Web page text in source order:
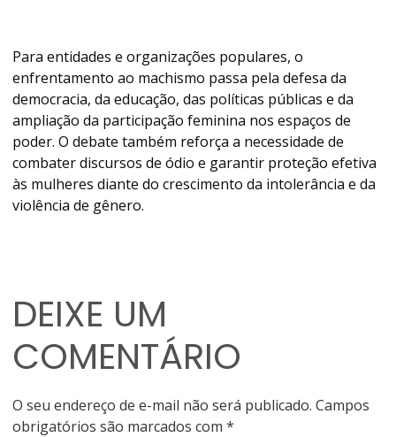
Para entidades e organizações populares, o
enfrentamento ao machismo passa pela defesa da
democracia, da educação, das políticas públicas e da
ampliação da participação feminina nos espaços de
poder. O debate também reforça a necessidade de
combater discursos de ódio e garantir proteção efetiva
às mulheres diante do crescimento da intolerância e da
violência de gênero.
DEIXE UM
COMENTÁRIO
O seu endereço de e-mail não será publicado. Campos
obrigatórios são marcados com*